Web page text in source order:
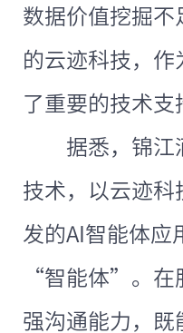
数据价值挖掘不
的云迹科技，
了重要的技术支
据悉，锦江
技术，以云迹科
发的AI智能体
“智能体”。在
强沟通能力，既